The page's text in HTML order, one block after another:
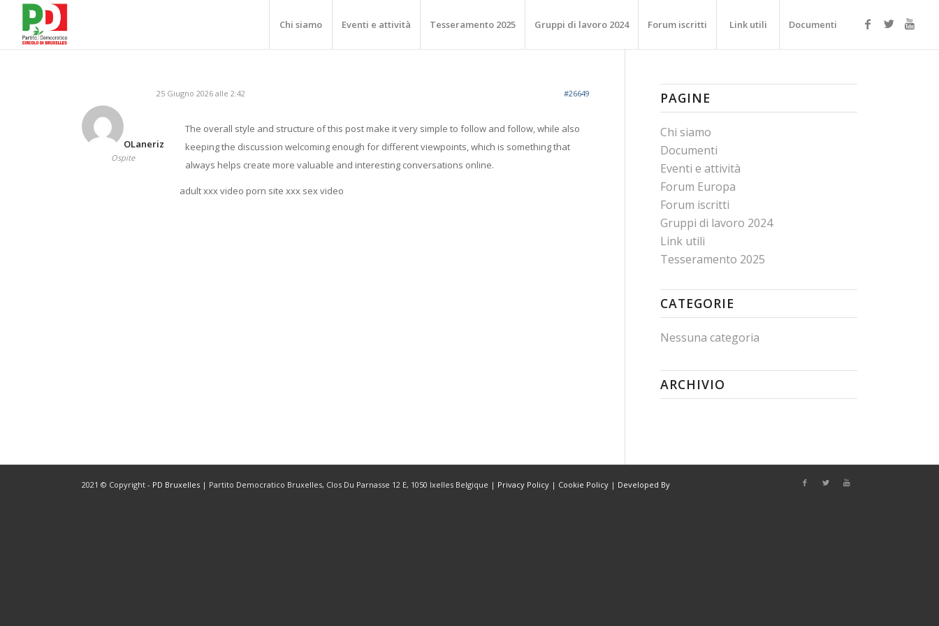
Chi siamo Eventi e attività Tesseramento 2025 Gruppi di lavoro 2024 Forum iscritti Link utili Documenti
25 Giugno 2026 alle 2:42 #26649
OLaneriz
Ospite
The overall style and structure of this post make it very simple to follow and follow, while also
keeping the discussion welcoming enough for different viewpoints, which is something that
always helps create more valuable and interesting conversations online.
adult xxx video porn site xxx sex video
PAGINE
Chi siamo
Documenti
Eventi e attività
Forum Europa
Forum iscritti
Gruppi di lavoro 2024
Link utili
Tesseramento 2025
CATEGORIE
Nessuna categoria
ARCHIVIO
2021 © Copyright - PD Bruxelles | Partito Democratico Bruxelles, Clos Du Parnasse 12 E, 1050 Ixelles Belgique | Privacy Policy | Cookie Policy | Developed By